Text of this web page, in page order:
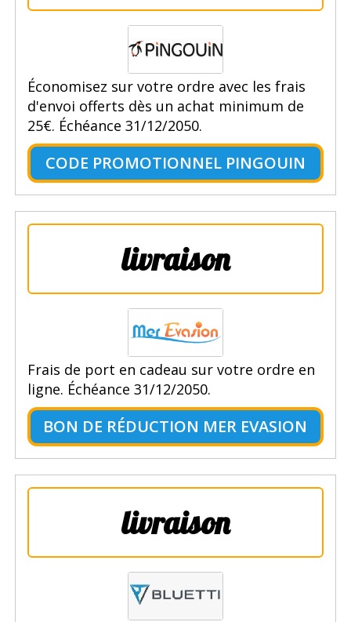
Économisez sur votre ordre avec les frais
d'envoi offerts dès un achat minimum de
25€. Échéance 31/12/2050.
CODE PROMOTIONNEL PINGOUIN
livraison
Frais de port en cadeau sur votre ordre en
ligne. Échéance 31/12/2050.
BON DE RÉDUCTION MER EVASION
livraison